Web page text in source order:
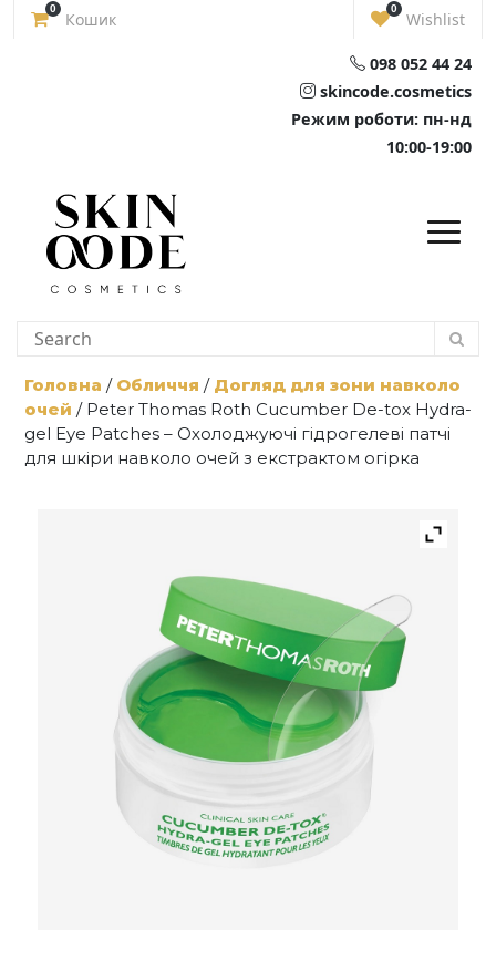
Skip
0
Кошик
0
Wishlist
098 052 44 24
skincode.cosmetics
Режим роботи: пн-нд
10:00-19:00
Головна / Обличчя / Догляд для зони навколо
очей / Peter Thomas Roth Cucumber De-tox Hydra-
gel Eye Patches – Охолоджуючі гідрогелеві патчі
для шкіри навколо очей з екстрактом огірка